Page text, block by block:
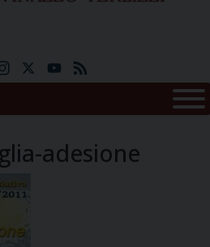
InstagramYouTube
adesione